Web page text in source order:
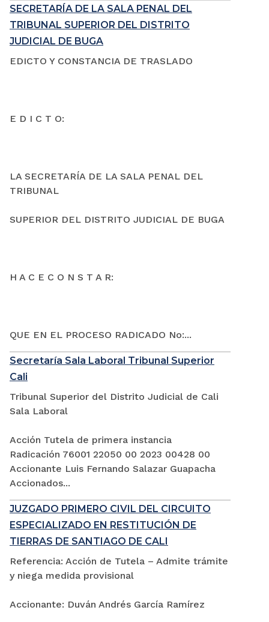
SECRETARÍA DE LA SALA PENAL DEL
TRIBUNAL SUPERIOR DEL DISTRITO
JUDICIAL DE BUGA
EDICTO Y CONSTANCIA DE TRASLADO
E D I C T O:
LA SECRETARÍA DE LA SALA PENAL DEL
TRIBUNAL
SUPERIOR DEL DISTRITO JUDICIAL DE BUGA
H A C E C O N S T A R:
QUE EN EL PROCESO RADICADO No:...
Secretaría Sala Laboral Tribunal Superior
Cali
Tribunal Superior del Distrito Judicial de Cali
Sala Laboral
Acción Tutela de primera instancia
Radicación 76001 22050 00 2023 00428 00
Accionante Luis Fernando Salazar Guapacha
Accionados...
JUZGADO PRIMERO CIVIL DEL CIRCUITO
ESPECIALIZADO EN RESTITUCIÓN DE
TIERRAS DE SANTIAGO DE CALI
Referencia: Acción de Tutela – Admite trámite
y niega medida provisional
Accionante: Duván Andrés García Ramírez